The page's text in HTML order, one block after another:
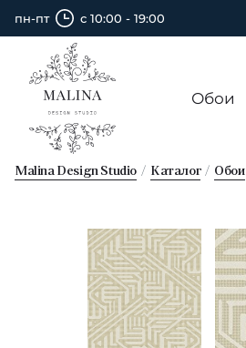
пн-пт с 10:00 - 19:00
Обои
Malina Design Studio Каталог Обои